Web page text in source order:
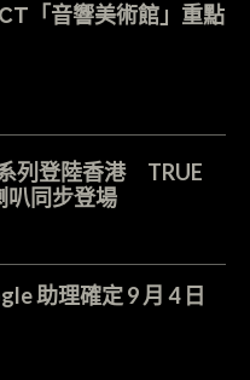
「音響美術館」重點
列登陸香港 TRUE
叭同步登場
助理確定 9 月 4 日